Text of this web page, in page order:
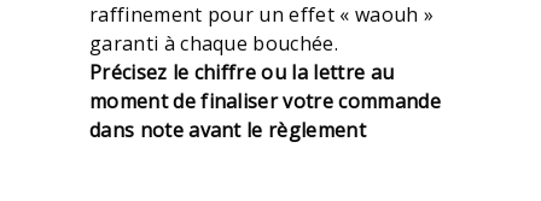
raffinement pour un effet « waouh »
garanti à chaque bouchée.
Précisez le chiffre ou la lettre au
moment de finaliser votre commande
dans note avant le règlement